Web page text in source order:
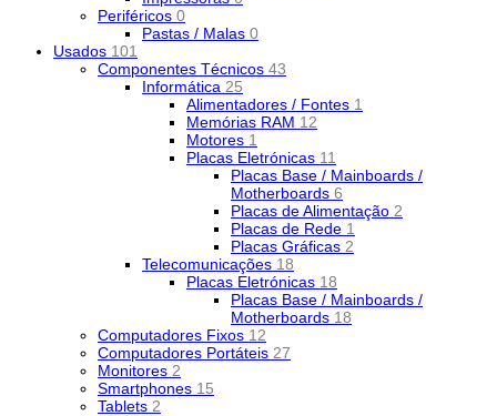
Periféricos 0
Pastas / Malas 0
Usados 101
Componentes Técnicos 43
Informática 25
Alimentadores / Fontes 1
Memórias RAM 12
Motores 1
Placas Eletrónicas 11
Placas Base / Mainboards /
Motherboards 6
Placas de Alimentação 2
Placas de Rede 1
Placas Gráficas 2
Telecomunicações 18
Placas Eletrónicas 18
Placas Base / Mainboards /
Motherboards 18
Computadores Fixos 12
Computadores Portáteis 27
Monitores 2
Smartphones 15
Tablets 2